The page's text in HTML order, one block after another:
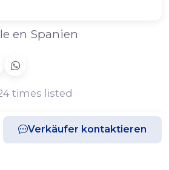
en Spanien
times listed
Verkäufer kontaktieren